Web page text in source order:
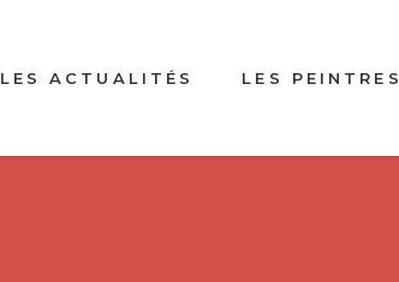
LES ACTUALITÉS LES PEINTRES